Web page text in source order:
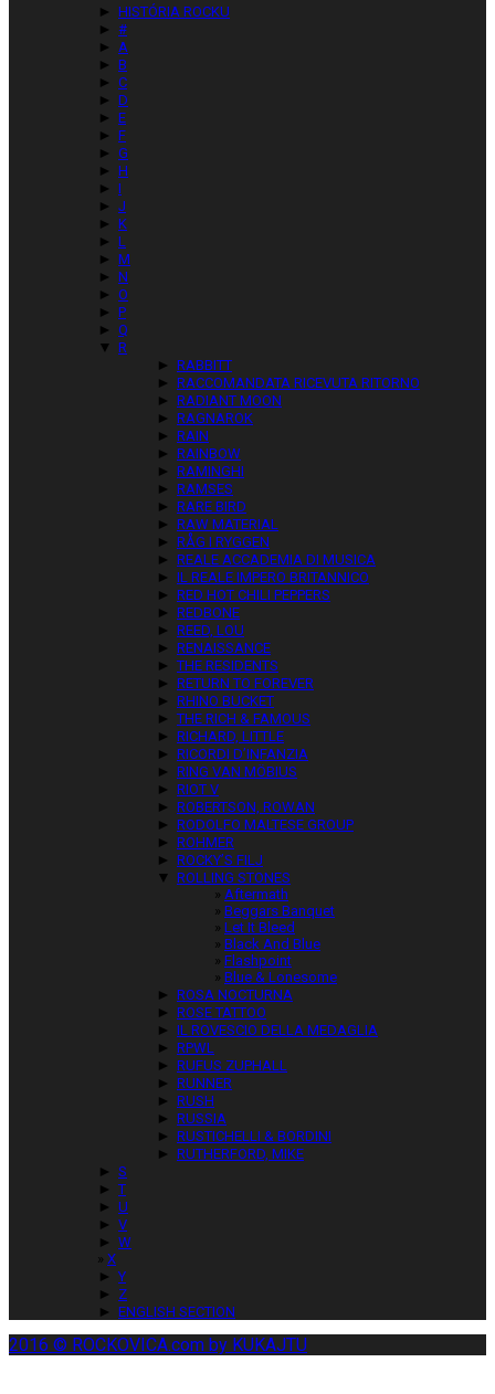
► HISTÓRIA ROCKU
► #
► A
► B
► C
► D
► E
► F
► G
► H
► I
► J
► K
► L
► M
► N
► O
► P
► Q
▼ R
► RABBITT
► RACCOMANDATA RICEVUTA RITORNO
► RADIANT MOON
► RAGNAROK
► RAIN
► RAINBOW
► RAMINGHI
► RAMSES
► RARE BIRD
► RAW MATERIAL
► RÅG I RYGGEN
► REALE ACCADEMIA DI MUSICA
► IL REALE IMPERO BRITANNICO
► RED HOT CHILI PEPPERS
► REDBONE
► REED, LOU
► RENAISSANCE
► THE RESIDENTS
► RETURN TO FOREVER
► RHINO BUCKET
► THE RICH & FAMOUS
► RICHARD, LITTLE
► RICORDI D’INFANZIA
► RING VAN MÖBIUS
► RIOT V
► ROBERTSON, ROWAN
► RODOLFO MALTESE GROUP
► ROHMER
► ROCKY’S FILJ
▼ ROLLING STONES
Aftermath
Beggars Banquet
Let It Bleed
Black And Blue
Flashpoint
Blue & Lonesome
► ROSA NOCTURNA
► ROSE TATTOO
► IL ROVESCIO DELLA MEDAGLIA
► RPWL
► RUFUS ZUPHALL
► RUNNER
► RUSH
► RUSSIA
► RUSTICHELLI & BORDINI
► RUTHERFORD, MIKE
► S
► T
► U
► V
► W
X
► Y
► Z
► ENGLISH SECTION
2016 © ROCKOVICA.com by KUKAJTU